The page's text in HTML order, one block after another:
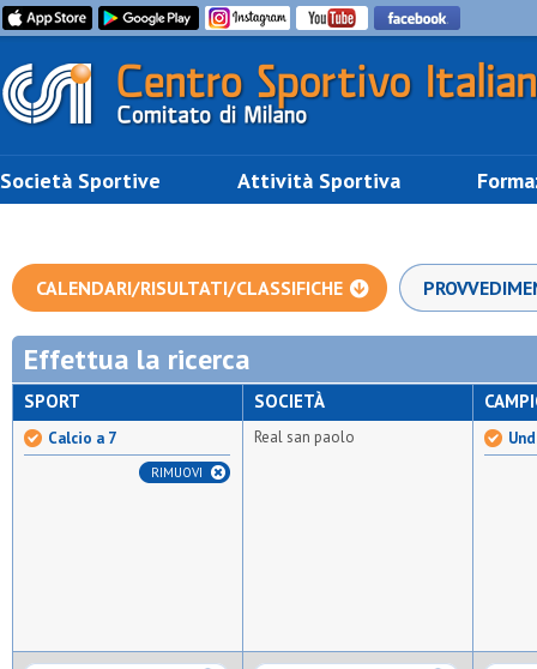
Società Sportive Attività Sportiva
CALENDARI/RISULTATI/CLASSIFICHE
Effettua la ricerca
SPORT
Calcio a 7
RIMUOVI
SOCIETÀ
Real san paolo